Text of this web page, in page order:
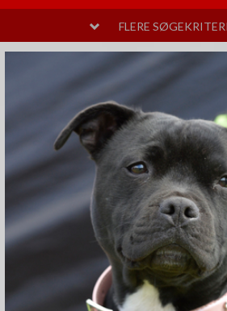
MELLEM
MELLEM
MEGET
TEMPERAMENT
MELLEM
SELVSTÆNDIG
ANDRE EGENSKABER
GOD TIL AGILITY
GOD
BØRNEVENLIG
BRUGSHUND
GØR
FLERE